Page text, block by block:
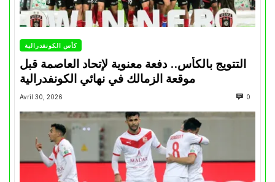
كأس الكونفدرالية
التتويج بالكأس.. دفعة معنوية لإتحاد العاصمة قبل
موقعة الزمالك في نهائي الكونفدرالية
Avril 30, 2026 0